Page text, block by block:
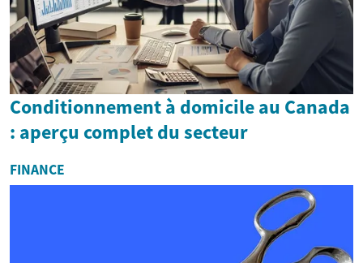
Conditionnement à domicile au Canada
: aperçu complet du secteur
FINANCE